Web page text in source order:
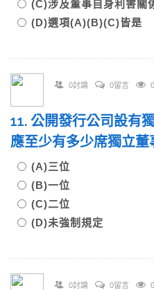
(C)涉及董事自身利害關
(D)選項(A)(B)(C)皆是
0討論 0留言
11. 公開發行公司設有
應至少有多少席獨立
(A)三位
(B)一位
(C)二位
(D)未強制規定
0討論 0留言